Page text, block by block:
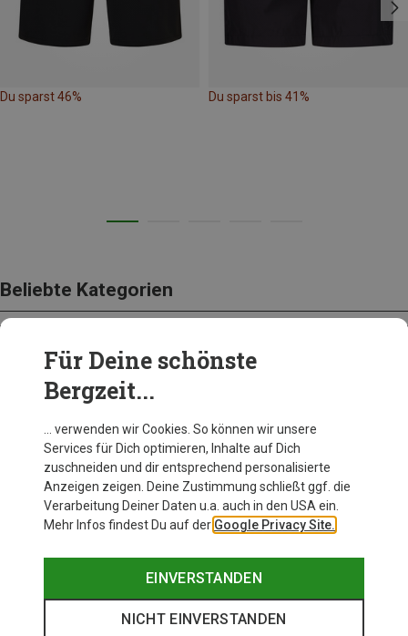
Du sparst 46% Du sparst bis 41%
Beliebte Kategorien
BEKLEIDUNG
Für Deine schönste
Bergzeit...
… verwenden wir Cookies. So können wir unsere
Services für Dich optimieren, Inhalte auf Dich
zuschneiden und dir entsprechend personalisierte
Anzeigen zeigen. Deine Zustimmung schließt ggf. die
Verarbeitung Deiner Daten u.a. auch in den USA ein.
Mehr Infos findest Du auf der Google Privacy Site.
EINVERSTANDEN
NICHT EINVERSTANDEN